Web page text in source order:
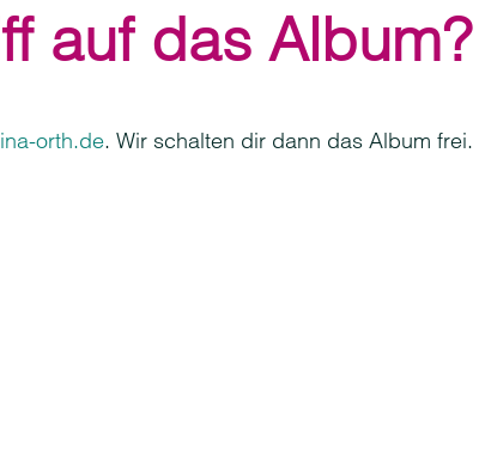
auf das Album?
orth.de. Wir schalten dir dann das Album frei.